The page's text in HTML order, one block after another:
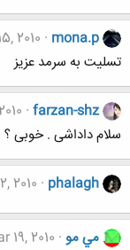
mona.p
2010
تسلیت به سرمد عزیز
farzan-shz
سلام داداشی . خوبی ؟
phalagh
2010
مي مو 19, 2010